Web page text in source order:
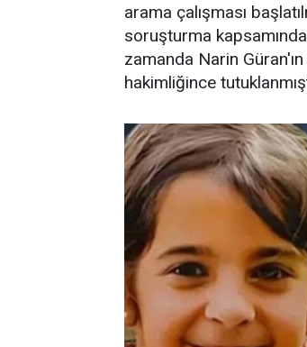
arama çalışması
soruşturma
zamanda Narin
hakimliğince